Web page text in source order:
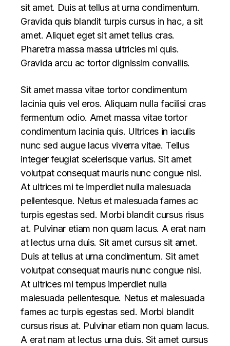
sit amet. Duis at tellus at urna condimentum.
Gravida quis blandit turpis cursus in hac, a sit
amet. Aliquet eget sit amet tellus cras.
Pharetra massa massa ultricies mi quis.
Gravida arcu ac tortor dignissim convallis.
Sit amet massa vitae tortor condimentum
lacinia quis vel eros. Aliquam nulla facilisi cras
fermentum odio. Amet massa vitae tortor
condimentum lacinia quis. Ultrices in iaculis
nunc sed augue lacus viverra vitae. Tellus
integer feugiat scelerisque varius. Sit amet
volutpat consequat mauris nunc congue nisi.
At ultrices mi te imperdiet nulla malesuada
pellentesque. Netus et malesuada fames ac
turpis egestas sed. Morbi blandit cursus risus
at. Pulvinar etiam non quam lacus. A erat nam
at lectus urna duis. Sit amet cursus sit amet.
Duis at tellus at urna condimentum. Sit amet
volutpat consequat mauris nunc congue nisi.
At ultrices mi tempus imperdiet nulla
malesuada pellentesque. Netus et malesuada
fames ac turpis egestas sed. Morbi blandit
cursus risus at. Pulvinar etiam non quam lacus.
A erat nam at lectus urna duis. Sit amet cursus